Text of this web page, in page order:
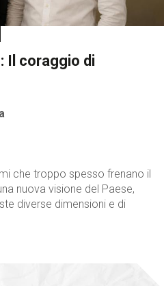
Il coraggio di
che troppo spesso frenano il
nuova visione del Paese,
diverse dimensioni e di